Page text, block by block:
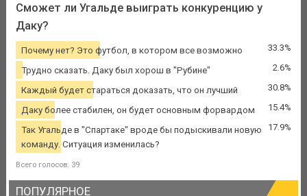
Сможет ли Угальде выиграть конкуренцию у
Даку?
Почему нет? Это футбол, в котором все возможно 33.3%
Трудно сказать. Даку был хорош в "Рубине" 2.6%
Каждый будет стараться доказать, что он лучший 30.8%
Даку более стабилен, он будет основным форвардом 15.4%
Так Угальде в "Спартаке" вроде бы подыскивали новую
команду. Ситуация изменилась?
17.9%
Всего голосов: 39
ПОПУЛЯРНОЕ